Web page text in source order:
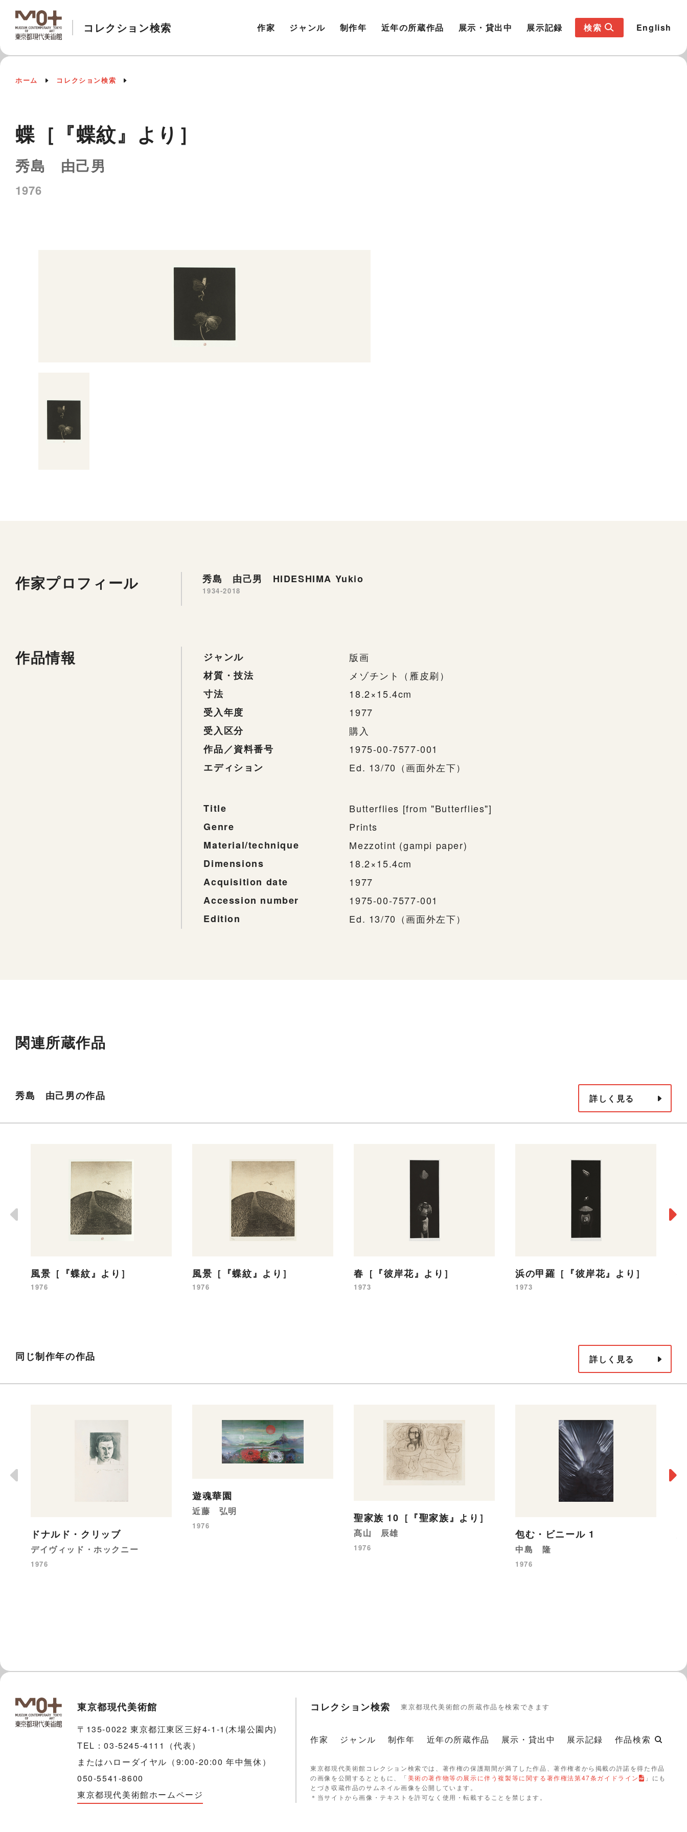
コレクション検索 作家 ジャンル 制作年 近年の所蔵作品 展示・貸出中 展示記録 検索 English
ホーム コレクション検索
蝶［『蝶紋』より］
秀島 由己男
1976
作家プロフィール 秀島 由己男 HIDESHIMA Yukio
1934-2018
作品情報 ジャンル
版画
材質・技法
メゾチント（雁皮刷）
寸法
18.2×15.4cm
受入年度
1977
受入区分
購入
作品／資料番号
1975-00-7577-001
エディション
Ed. 13/70（画面外左下）
Title
Butterflies [from "Butterflies"]
Genre
Prints
Material/technique
Mezzotint (gampi paper)
Dimensions
18.2×15.4cm
Acquisition date
1977
Accession number
1975-00-7577-001
Edition
Ed. 13/70（画面外左下）
関連所蔵作品
秀島 由己男の作品 詳しく見る
風景［『蝶紋』より］
1976
風景［『蝶紋』より］
1976
春［『彼岸花』より］
1973
浜の甲羅［『彼岸花』より］
1973
同じ制作年の作品 詳しく見る
ドナルド・クリッブ
デイヴィッド・ホックニー
1976
遊魂華園
近藤 弘明
1976
聖家族 10［『聖家族』より］
髙山 辰雄
1976
包む・ビニール 1
中島 隆
1976
東京都現代美術館
〒135-0022 東京都江東区三好4-1-1(木場公園内)
TEL：03-5245-4111（代表）
またはハローダイヤル（9:00-20:00 年中無休）
050-5541-8600
東京都現代美術館ホームページ
コレクション検索 東京都現代美術館の所蔵作品を検索できます
作家 ジャンル 制作年 近年の所蔵作品 展示・貸出中 展示記録 作品検索
東京都現代美術館コレクション検索では、著作権の保護期間が満了した作品、著作権者から掲載の許諾を得た作品
の画像を公開するとともに、「美術の著作物等の展示に伴う複製等に関する著作権法第47条ガイドライン
」にも
とづき収蔵作品のサムネイル画像を公開しています。
＊当サイトから画像・テキストを許可なく使用・転載することを禁じます。